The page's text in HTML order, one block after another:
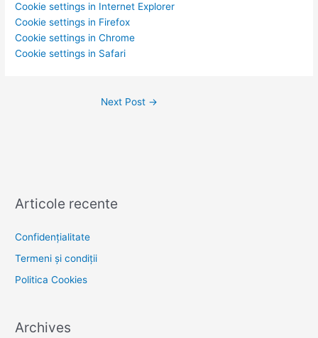
Cookie settings in Internet Explorer
Cookie settings in Firefox
Cookie settings in Chrome
Cookie settings in Safari
Next Post →
Articole recente
Confidențialitate
Termeni și condiții
Politica Cookies
Archives